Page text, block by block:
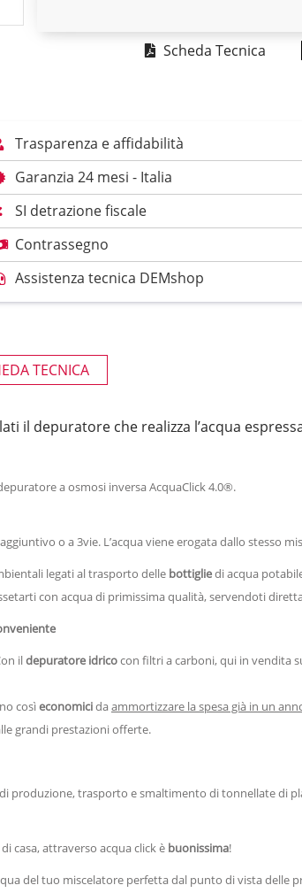
Scheda Tecnica
Trasparenza e affidabilità
Garanzia 24 mesi - Italia
SI detrazione fiscale
Contrassegno
Assistenza tecnica DEMshop
TECNICA
il depuratore che realizza l’acqua
a osmosi inversa AcquaClick 4.0®.
o a 3vie. L’acqua viene erogata dallo stesso
legati al trasporto delle bottigliedi acqua
con acqua di primissima qualità, servendoti
ildepuratore idricocon filtri a carboni, qui in vendita
cosìeconomicidaammortizzare la spesa già in un
grandi prestazioni offerte.
produzione, trasporto e smaltimento di tonnellate
casa, attraverso acqua click è buonissima!
del tuo miscelatore perfetta dal punto di vista delle